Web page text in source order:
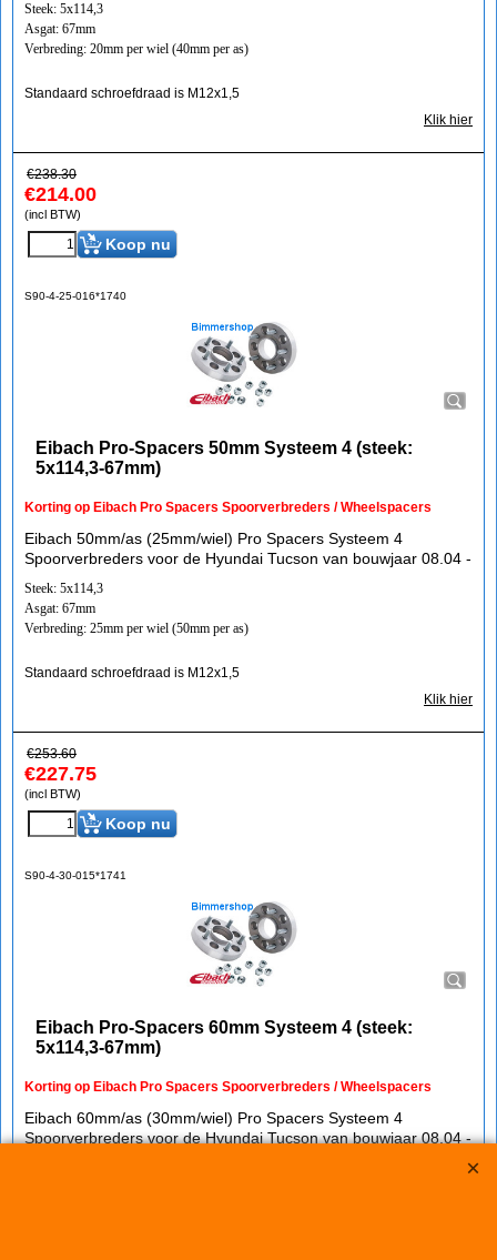
Steek: 5x114,3
Asgat: 67mm
Verbreding: 20mm per wiel (40mm per as)
Standaard schroefdraad is M12x1,5
Klik hier
€238.30
€214.00
(incl BTW)
Koop nu
S90-4-25-016*1740
Eibach Pro-Spacers 50mm Systeem 4 (steek:
5x114,3-67mm)
Korting op Eibach Pro Spacers Spoorverbreders / Wheelspacers
Eibach 50mm/as (25mm/wiel) Pro Spacers Systeem 4
Spoorverbreders voor de Hyundai Tucson van bouwjaar 08.04 -
Steek: 5x114,3
Asgat: 67mm
Verbreding: 25mm per wiel (50mm per as)
Standaard schroefdraad is M12x1,5
Klik hier
€253.60
€227.75
(incl BTW)
Koop nu
S90-4-30-015*1741
Eibach Pro-Spacers 60mm Systeem 4 (steek:
5x114,3-67mm)
Korting op Eibach Pro Spacers Spoorverbreders / Wheelspacers
Eibach 60mm/as (30mm/wiel) Pro Spacers Systeem 4
Spoorverbreders voor de Hyundai Tucson van bouwjaar 08.04 -